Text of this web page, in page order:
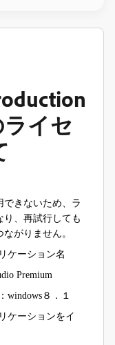
イセ
きないため、ラ
り、再試行しても
がりません。
ケーション名
Premium
windows ８．１
ケーションをイ